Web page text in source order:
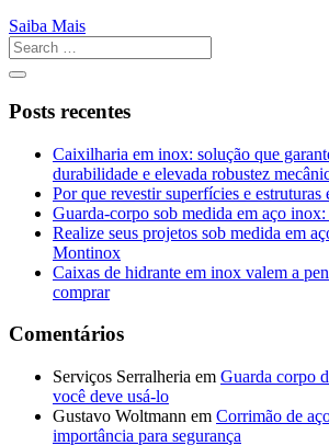
Saiba Mais
Posts recentes
Caixilharia em inox: solução que
durabilidade e elevada robustez
Por que revestir superfícies e estruturas
Guarda-corpo sob medida em aço inox:
Realize seus projetos sob medida em
Montinox
Caixas de hidrante em inox valem a
comprar
Comentários
Serviços Serralheria em Guarda corpo
você deve usá-lo
Gustavo Woltmann em Corrimão de
importância para segurança